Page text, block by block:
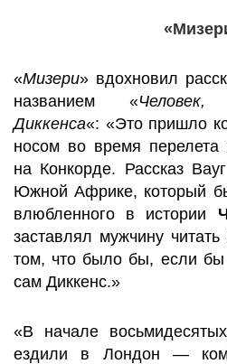
«Мизери» вдохновил
названием «
Диккенса«: «Это пришло
носом во время
на Конкорде. Рассказ
Южной Африке, который
влюбленного в истории
заставлял мужчину
том, что было бы, если
сам Диккенс.»
«В начале
ездили в Лондон —